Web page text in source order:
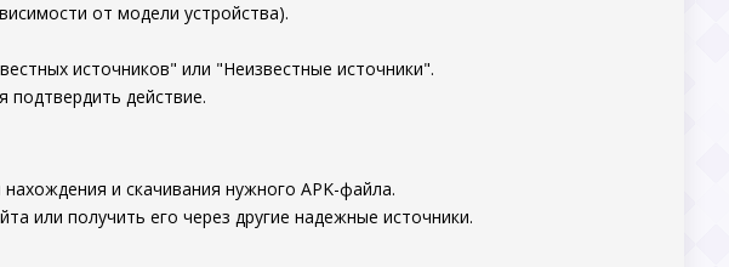
от модели устройства).
источников" или "Неизвестные источники".
подтвердить действие.
и скачивания нужного APK-файла.
или получить его через другие надежные источники.